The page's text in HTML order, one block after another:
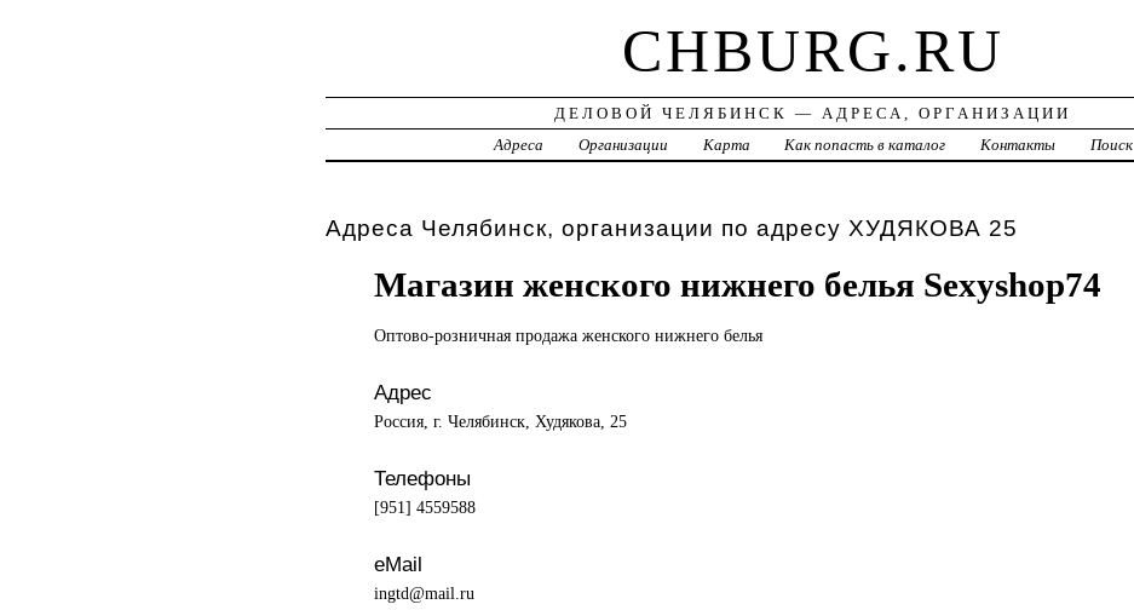
CHBURG.RU
ДЕЛОВОЙ ЧЕЛЯБИНСК — АДРЕСА, ОРГАНИЗАЦИИ
Адреса
Организации Карта Как попасть в каталог Контакты Поиск
Адреса Челябинск, организации по адресу ХУДЯКОВА 25
Магазин женского нижнего белья Sexyshop74
Оптово-розничная продажа женского нижнего белья
Адрес
Россия, г. Челябинск, Худякова, 25
Телефоны
[951] 4559588
eMail
ingtd@mail.ru